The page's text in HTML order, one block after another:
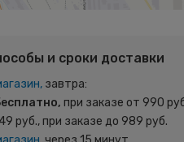
и сроки доставки
завтра:
при заказе от 990
руб., при заказе до 989 руб.